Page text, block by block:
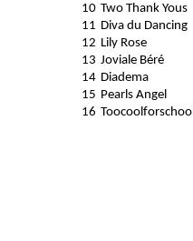
10 Two Thank Yous
11 Diva du Dancing
12 Lily Rose
13 Joviale Béré
14 Diadema
15 Pearls Angel
16 Toocoolforschool